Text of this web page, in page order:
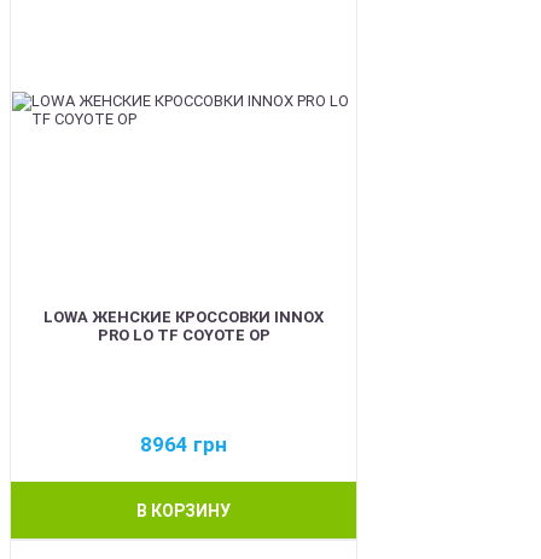
LOWA ЖЕНСКИЕ КРОССОВКИ INNOX
PRO LO TF COYOTE OP
8964 грн
В КОРЗИНУ